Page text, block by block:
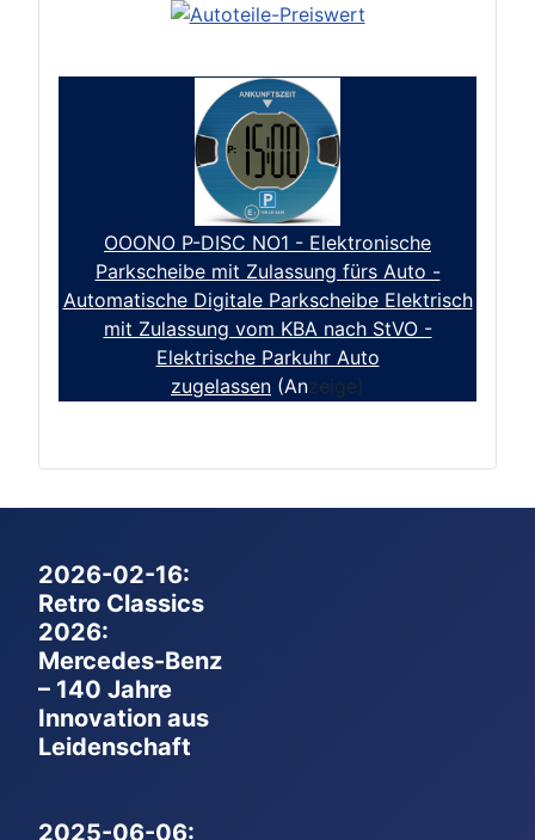
OOONO P-DISC NO1 - Elektronische
Parkscheibe mit Zulassung fürs Auto -
Automatische Digitale Parkscheibe Elektrisch
mit Zulassung vom KBA nach StVO -
Elektrische Parkuhr Auto
zugelassen (Anzeige)
2026-02-16:
Retro Classics
2026:
Mercedes-Benz
– 140 Jahre
Innovation aus
Leidenschaft
2025-06-06: